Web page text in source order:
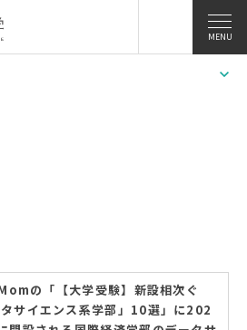
MENU
の「【大学受験】新設相次ぐ
タサイエンス系学部」10選」に202